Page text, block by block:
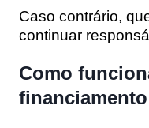
Caso contrário,
continuar
Como